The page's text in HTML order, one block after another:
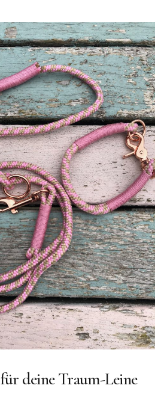
deine Traum-Leine